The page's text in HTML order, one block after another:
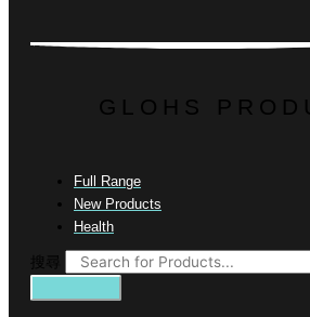
GLOHS
Full Range
New Products
Health